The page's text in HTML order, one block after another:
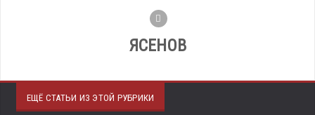
ЯСЕНОВ
ЕЩЁ СТАТЬИ ИЗ ЭТОЙ РУБРИКИ